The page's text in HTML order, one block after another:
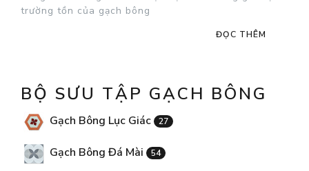
trường tồn của gạch bông
ĐỌC THÊM
BỘ SƯU TẬP GẠCH BÔNG
Gạch Bông Lục Giác 27
Gạch Bông Đá Mài 54